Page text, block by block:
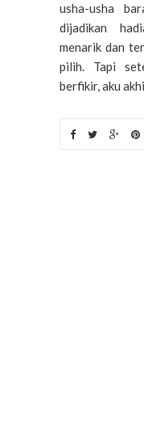
usha-usha
dijadikan
menarik dan
pilih. Tapi
berfikir, aku